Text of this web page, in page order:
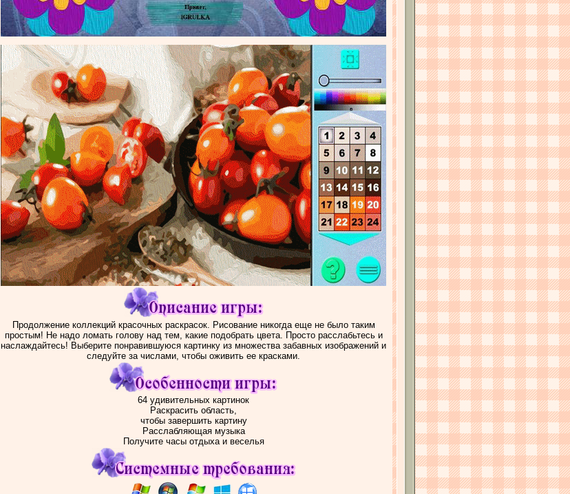
Продолжение коллекций красочных раскрасок. Рисование никогда еще не было таким
простым! Не надо ломать голову над тем, какие подобрать цвета. Просто расслабьтесь и
наслаждайтесь! Выберите понравившуюся картинку из множества забавных изображений и
следуйте за числами, чтобы оживить ее красками.
64 удивительных картинок
Раскрасить область,
чтобы завершить картину
Расслабляющая музыка
Получите часы отдыха и веселья